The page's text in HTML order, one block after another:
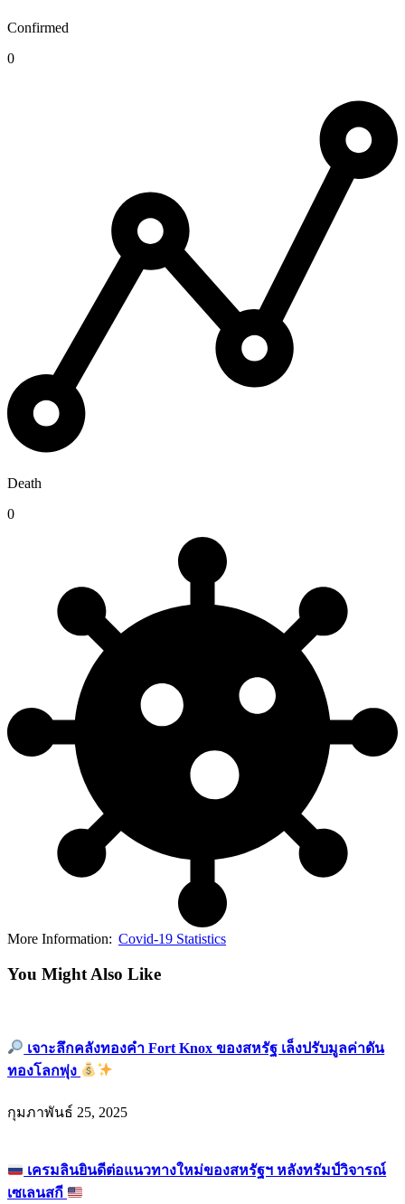
Confirmed
0
Death
0
More Information: Covid-19 Statistics
You Might Also Like
เจาะลึกคลังทองคำ Fort Knox ของสหรัฐ เล็งปรับมูลค่าดัน
ทองโลกพุ่ง
กุมภาพันธ์ 25, 2025
เครมลินยินดีต่อแนวทางใหม่ของสหรัฐฯ หลังทรัมป์วิจารณ์
เซเลนสกี